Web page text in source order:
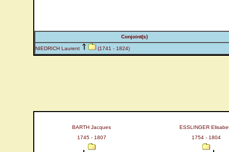
Conjoint(s)
NIEDRICH Laurent (1741 - 1824)
BARTH Jacques
1745 - 1807
ESSLINGER
1754 - 1804